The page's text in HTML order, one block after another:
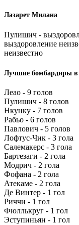
Лазарет Милана
Пулишич -
выздоровление
неизвестно
Лучшие бомбардиры
Леао - 9 голов
Пулишич - 8 голов
Нкунку - 7 голов
Рабьо - 6 голов
Павлович - 5 голов
Лофтус-Чик - 3 гола
Салемакерс - 3 гола
Бартезаги - 2 гола
Модрич - 2 гола
Фофана - 2 гола
Атекаме - 2 гола
Де Винтер - 1 гол
Риччи - 1 гол
Фюллькруг - 1 гол
Эступиньян - 1 гол